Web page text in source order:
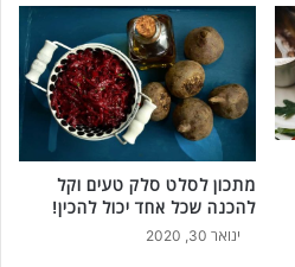
מתכון לסלט סלק טעים וקל
להכנה שכל אחד יכול להכין!
ינואר 30, 2020